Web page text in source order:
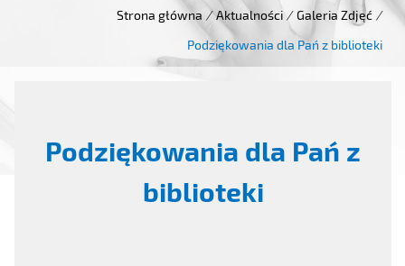
Strona główna / Aktualności / Galeria Zdjęć /
Podziękowania dla Pań z biblioteki
Podziękowania dla Pań z
biblioteki